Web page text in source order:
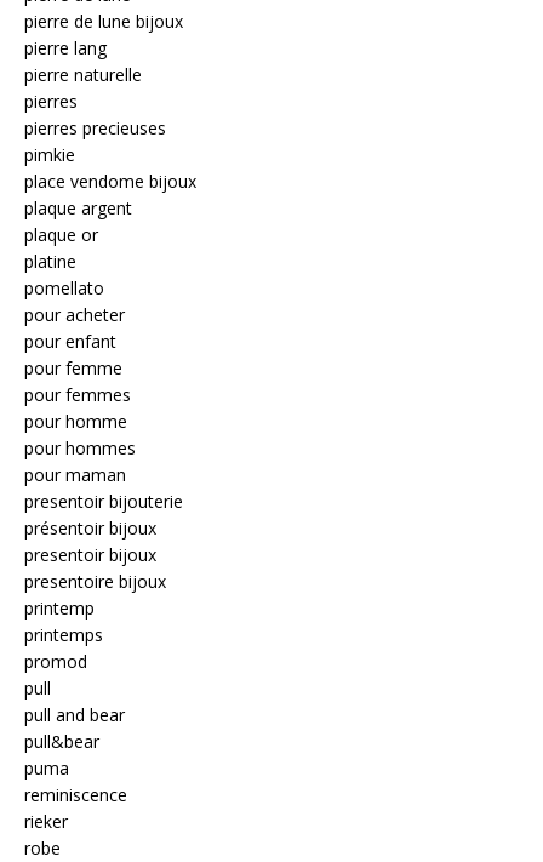
pierre de lune bijoux
pierre lang
pierre naturelle
pierres
pierres precieuses
pimkie
place vendome bijoux
plaque argent
plaque or
platine
pomellato
pour acheter
pour enfant
pour femme
pour femmes
pour homme
pour hommes
pour maman
presentoir bijouterie
présentoir bijoux
presentoir bijoux
presentoire bijoux
printemp
printemps
promod
pull
pull and bear
pull&bear
puma
reminiscence
rieker
robe